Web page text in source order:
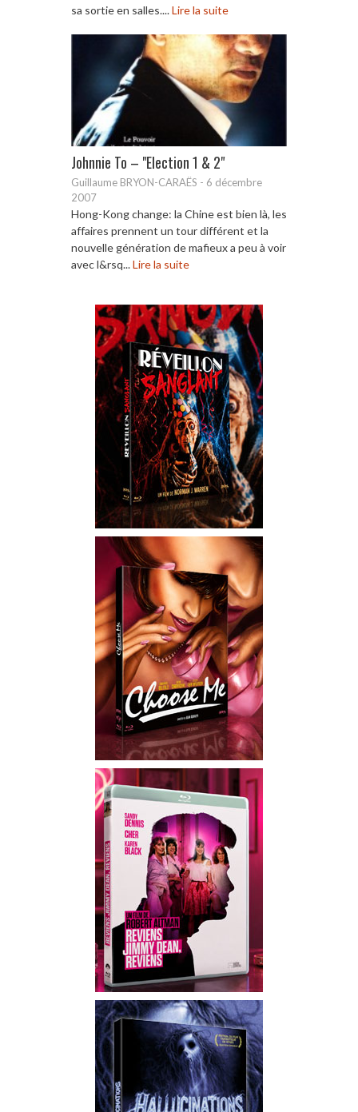
sa sortie en salles....Lire la suite
Johnnie To – "Election 1 & 2"
Guillaume BRYON-CARAËS - 6 décembre
2007
Hong-Kong change: la Chine est bien là, les
affaires prennent un tour différent et la
nouvelle génération de mafieux a peu à voir
avec l&rsq...Lire la suite